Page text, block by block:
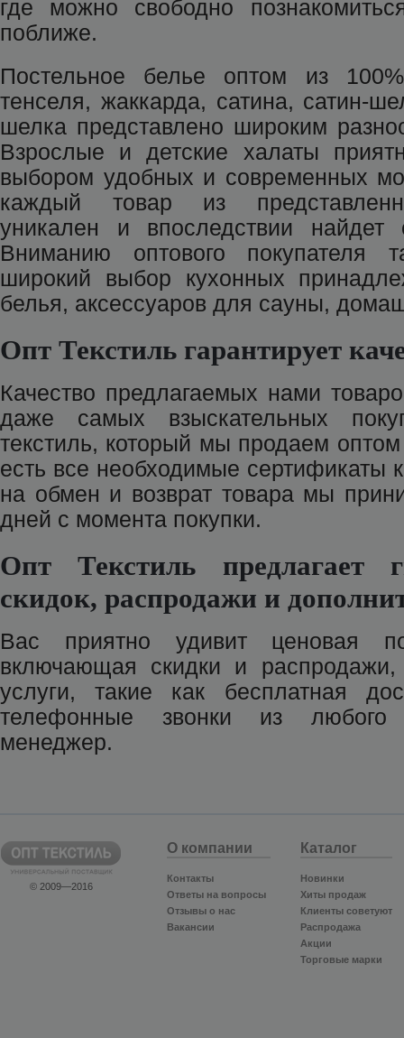
где можно свободно
поближе.
Постельное белье оптом из
тенселя, жаккарда, сатина, сатин-
шелка представлено широким
Взрослые и детские халаты
выбором удобных и современных
каждый товар из
уникален и впоследствии найдет
Вниманию оптового покупателя
широкий выбор кухонных
белья, аксессуаров для сауны,
Опт Текстиль гарантирует
Качество предлагаемых нами
даже самых взыскательных
текстиль, который мы продаем
есть все необходимые сертификаты
на обмен и возврат товара мы
дней с момента покупки.
Опт Текстиль предлагает
скидок, распродажи и
Вас приятно удивит ценовая
включающая скидки и
услуги, такие как бесплатная
телефонные звонки из любого
менеджер.
© 2009—2016
О компании
Контакты
Ответы на вопросы
Отзывы о нас
Вакансии
Каталог
Новинки
Хиты продаж
Клиенты советуют
Распродажа
Акции
Торговые марки